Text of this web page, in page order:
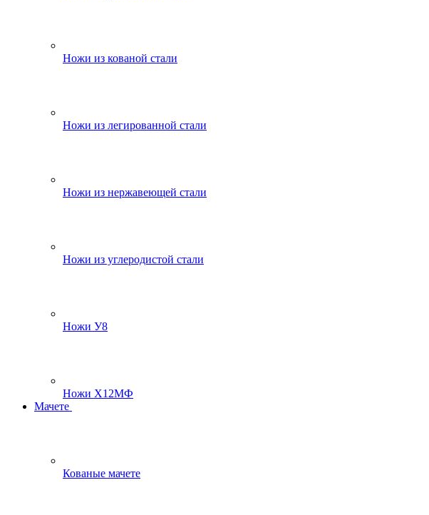
Ножи из кованой стали
Ножи из легированной стали
Ножи из нержавеющей стали
Ножи из углеродистой стали
Ножи У8
Ножи Х12МФ
Мачете
Кованые мачете